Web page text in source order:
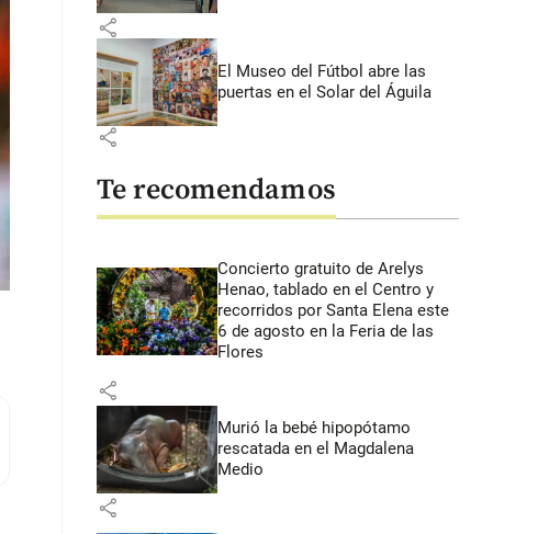
36 segundos
share
El Museo del Fútbol abre las
puertas en el Solar del Águila
share
Te recomendamos
Concierto gratuito de Arelys
Henao, tablado en el Centro y
recorridos por Santa Elena este
6 de agosto en la Feria de las
Flores
share
Murió la bebé hipopótamo
rescatada en el Magdalena
Medio
share